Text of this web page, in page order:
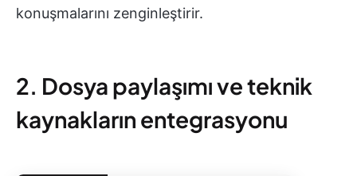
konuşmalarını zenginleştirir.
2. Dosya paylaşımı ve teknik
kaynakların entegrasyonu